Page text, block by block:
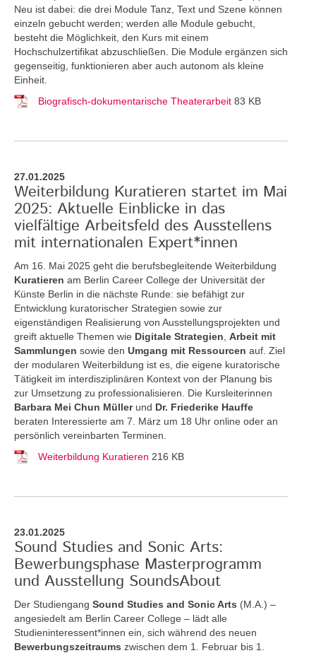
Neu ist dabei: die drei Module Tanz, Text und Szene können
einzeln gebucht werden; werden alle Module gebucht,
besteht die Möglichkeit, den Kurs mit einem
Hochschulzertifikat abzuschließen. Die Module ergänzen sich
gegenseitig, funktionieren aber auch autonom als kleine
Einheit.
Biografisch-dokumentarische Theaterarbeit 83 KB
27.01.2025
Weiterbildung Kuratieren startet im Mai
2025: Aktuelle Einblicke in das
vielfältige Arbeitsfeld des Ausstellens
mit internationalen Expert*innen
Am 16. Mai 2025 geht die berufsbegleitende Weiterbildung
Kuratieren am Berlin Career College der Universität der
Künste Berlin in die nächste Runde: sie befähigt zur
Entwicklung kuratorischer Strategien sowie zur
eigenständigen Realisierung von Ausstellungsprojekten und
greift aktuelle Themen wie Digitale Strategien Arbeit mit
Sammlungen sowie den Umgang mit Ressourcen auf. Ziel
der modularen Weiterbildung ist es, die eigene kuratorische
Tätigkeit im interdisziplinären Kontext von der Planung bis
zur Umsetzung zu professionalisieren. Die Kursleiterinnen
Barbara Mei Chun Müllerund Dr. Friederike Hauffe
beraten Interessierte am 7. März um 18 Uhr online oder an
persönlich vereinbarten Terminen.
Weiterbildung Kuratieren 216 KB
23.01.2025
Sound Studies and Sonic Arts:
Bewerbungsphase Masterprogramm
und Ausstellung SoundsAbout
Der Studiengang Sound Studies and Sonic Arts (M.A.) –
angesiedelt am Berlin Career College – lädt alle
Studieninteressent*innen ein, sich während des neuen
Bewerbungszeitraums zwischen dem 1. Februar bis 1.